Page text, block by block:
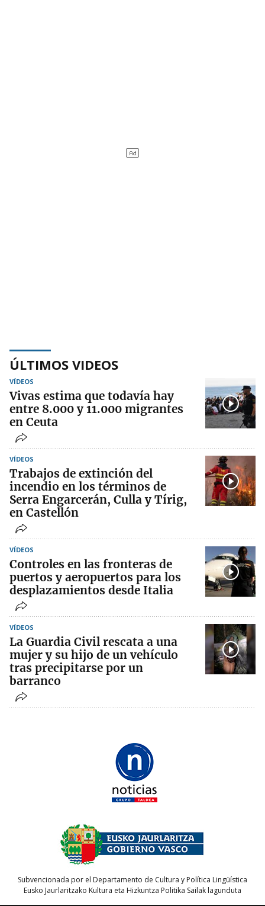
ÚLTIMOS VIDEOS
VÍDEOS
Vivas estima que todavía hay
entre 8.000 y 11.000 migrantes
en Ceuta
VÍDEOS
Trabajos de extinción del
incendio en los términos de
Serra Engarcerán, Culla y Tírig,
en Castellón
VÍDEOS
Controles en las fronteras de
puertos y aeropuertos para los
desplazamientos desde Italia
VÍDEOS
La Guardia Civil rescata a una
mujer y su hijo de un vehículo
tras precipitarse por un
barranco
Subvencionada por el Departamento de Cultura y Política Lingüística
Eusko Jaurlaritzako Kultura eta Hizkuntza Politika Sailak lagunduta